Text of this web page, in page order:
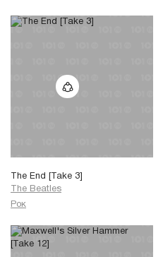
The End [Take 3]
The Beatles
Рок